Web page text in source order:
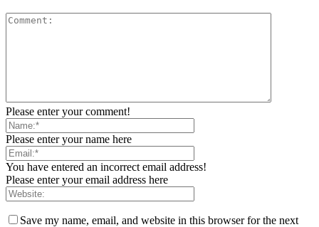
Please enter your comment!
Please enter your name here
You have entered an incorrect email address!
Please enter your email address here
Save my name, email, and website in this browser for the next